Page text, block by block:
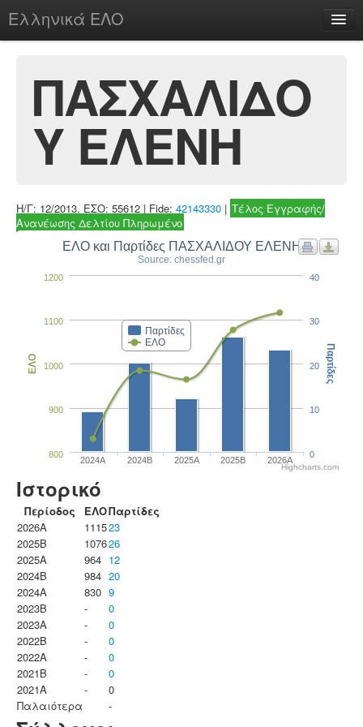
Ελληνικά ΕΛΟ
chesstu.be @ discord
ΠΑΣΧΑΛΙΔΟ
Υ ΕΛΕΝΗ
Η/Γ: 12/2013, ΕΣΟ: 55612 | Fide: 42143330 | Τέλος Εγγραφής/
Ανανέωσης Δελτίου Πληρωμένο
ΕΛΟ και Παρτίδες ΠΑΣΧΑΛΙΔΟΥ ΕΛΕΝΗ
Source: chessfed.gr
Παρτίδες
ΕΛΟ
2024A 2024B 2025A 2025B 2026A
800
900
1000
1100
1200
ΕΛΟ
0
10
20
30
40
Παρτίδες
Highcharts.com
Ιστορικό
Περίοδος ΕΛΟΠαρτίδες
2026A
111523
2025B
107626
2025A
964 12
2024B
984 20
2024A
830 9
2023B
-
0
2023Α
-
0
2022B
-
0
2022A
-
0
2021B
-
0
2021A
-
0
Παλαιότερα
-